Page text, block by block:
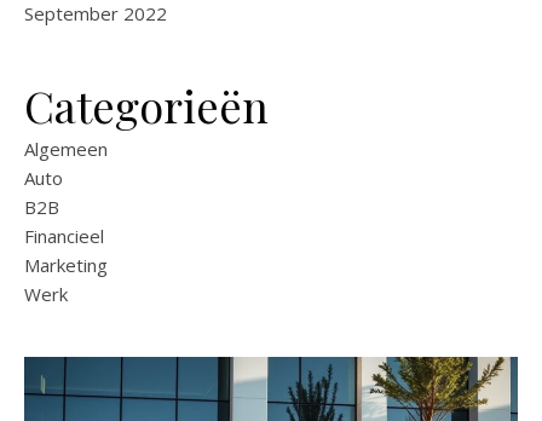
September 2022
Categorieën
Algemeen
Auto
B2B
Financieel
Marketing
Werk